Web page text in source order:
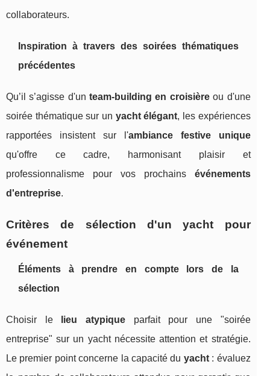
collaborateurs.
Inspiration à travers des soirées thématiques
précédentes
Qu’il s’agisse d'unteam-building en croisièreou d'une
soirée thématique sur un yacht élégant, les expériences
rapportées insistent sur l'ambiance festive unique
qu'offre ce cadre, harmonisant plaisir et
professionnalisme pour vos prochains événements
d'entreprise.
Critères de sélection d'un yacht pour
événement
Éléments à prendre en compte lors de la
sélection
Choisir le lieu atypiqueparfait pour une "soirée
entreprise" sur un yacht nécessite attention et stratégie.
Le premier point concerne la capacité du yacht: évaluez